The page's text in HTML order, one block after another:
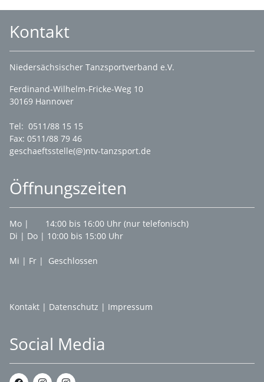
Kontakt
Niedersächsischer Tanzsportverband e.V.
Ferdinand-Wilhelm-Fricke-Weg 10
30169 Hannover
Tel: 0511/88 15 15
Fax: 0511/88 79 46
geschaeftsstelle(@)ntv-tanzsport.de
Öffnungszeiten
Mo | 14:00 bis 16:00 Uhr (nur telefonisch)
Di | Do | 10:00 bis 15:00 Uhr
Mi | Fr | Geschlossen
Kontakt | Datenschutz | Impressum
Social Media